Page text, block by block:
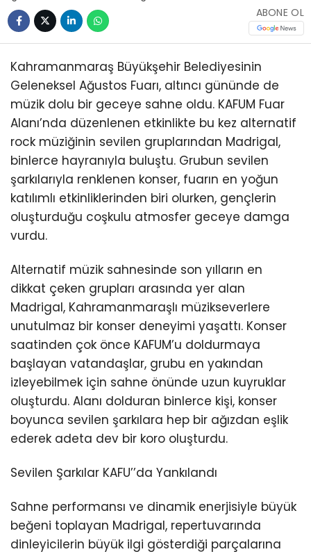
ABONE OL
Kahramanmaraş Büyükşehir Belediyesinin
Geleneksel Ağustos Fuarı, altıncı gününde de
müzik dolu bir geceye sahne oldu. KAFUM Fuar
Alanı’nda düzenlenen etkinlikte bu kez alternatif
rock müziğinin sevilen gruplarından Madrigal,
binlerce hayranıyla buluştu. Grubun sevilen
şarkılarıyla renklenen konser, fuarın en yoğun
katılımlı etkinliklerinden biri olurken, gençlerin
oluşturduğu coşkulu atmosfer geceye damga
vurdu.
Alternatif müzik sahnesinde son yılların en
dikkat çeken grupları arasında yer alan
Madrigal, Kahramanmaraşlı müzikseverlere
unutulmaz bir konser deneyimi yaşattı. Konser
saatinden çok önce KAFUM’u doldurmaya
başlayan vatandaşlar, grubu en yakından
izleyebilmek için sahne önünde uzun kuyruklar
oluşturdu. Alanı dolduran binlerce kişi, konser
boyunca sevilen şarkılara hep bir ağızdan eşlik
ederek adeta dev bir koro oluşturdu.
Sevilen Şarkılar KAFU’’da Yankılandı
Sahne performansı ve dinamik enerjisiyle büyük
beğeni toplayan Madrigal, repertuvarında
dinleyicilerin büyük ilgi gösterdiği parçalarına